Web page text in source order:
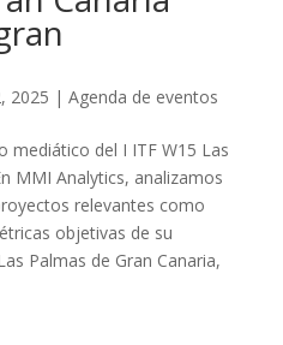
2025 | Agenda de eventos
mediático del I ITF W15 Las
MMI Analytics, analizamos
relevantes como
objetivas de su
Palmas de Gran Canaria,